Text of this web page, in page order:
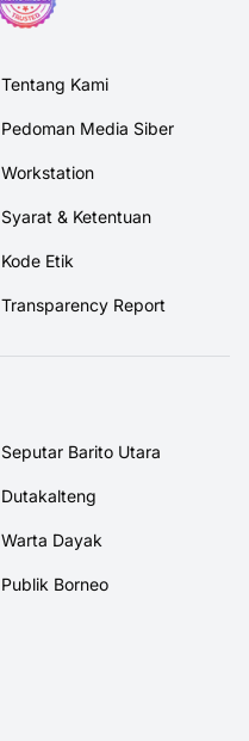
Tentang Kami
Pedoman Media Siber
Workstation
Syarat & Ketentuan
Kode Etik
Transparency Report
Seputar Barito Utara
Dutakalteng
Warta Dayak
Publik Borneo